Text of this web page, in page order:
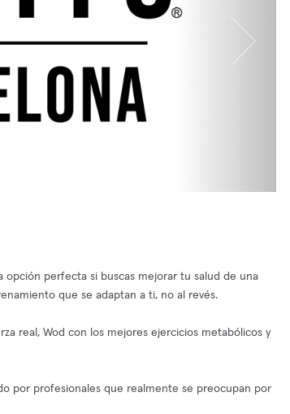
opción perfecta si buscas mejorar tu salud de una
que se adaptan a ti, no al revés.
real, Wod con los mejores ejercicios metabólicos y
por profesionales que realmente se preocupan por